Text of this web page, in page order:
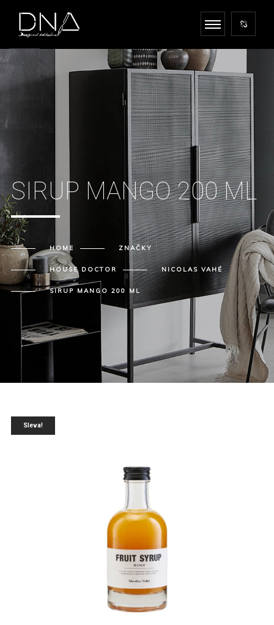
SIRUP MANGO 200 ML
HOME ZNAČKY
HOUSE DOCTOR NICOLAS VAHÉ
SIRUP MANGO 200 ML
Sleva!